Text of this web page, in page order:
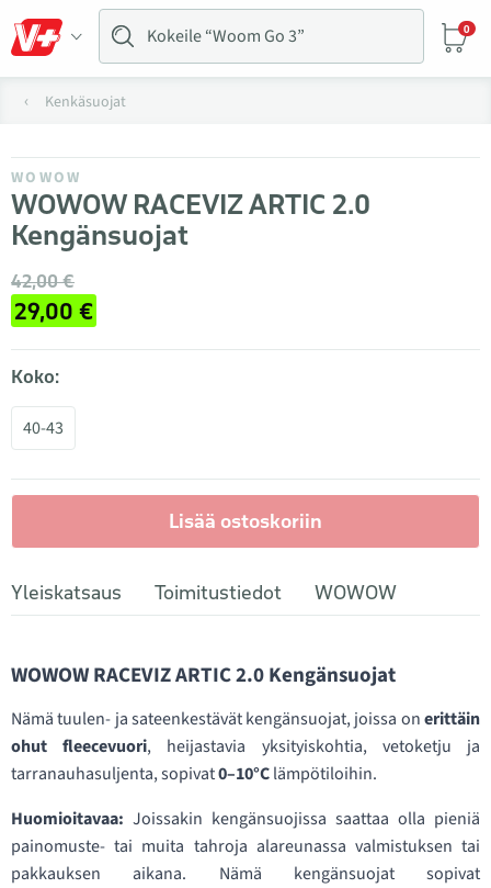
0
Kenkäsuojat
WOWOW
WOWOW RACEVIZ ARTIC 2.0
Kengänsuojat
42,00 €
29,00 €
Koko:
40-43
Lisää ostoskoriin
Yleiskatsaus Toimitustiedot WOWOW
WOWOW RACEVIZ ARTIC 2.0 Kengänsuojat
Nämä tuulen- ja sateenkestävät kengänsuojat, joissa onerittäin
ohut fleecevuori, heijastavia yksityiskohtia, vetoketju ja
tarranauhasuljenta, sopivat0–10°Clämpötiloihin.
Huomioitavaa: Joissakin kengänsuojissa saattaa olla pieniä
painomuste- tai muita tahroja alareunassa valmistuksen tai
pakkauksen aikana. Nämä kengänsuojat sopivat